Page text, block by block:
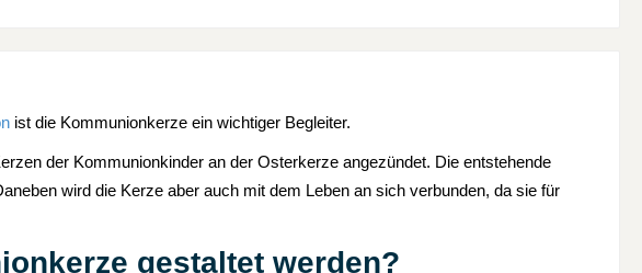
ist die Kommunionkerze ein wichtiger Begleiter.
der Kommunionkinder an der Osterkerze angezündet. Die entstehende
wird die Kerze aber auch mit dem Leben an sich verbunden, da sie für
gestaltet werden?